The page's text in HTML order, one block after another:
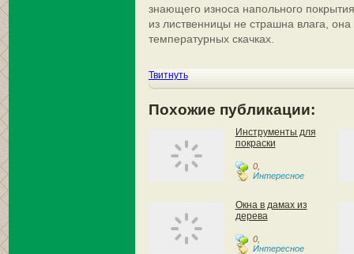
знающего износа напольного
из лиственницы не страшна влага,
температурных скачках.
Твитнуть
Похожие публикации:
Инструменты для
покраски
0,
Интересное
Окна в дамах из
дерева
0,
Интересное